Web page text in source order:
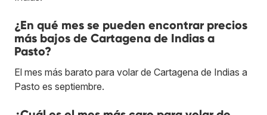
¿En qué mes se pueden encontrar precios
más bajos de Cartagena de Indias a
Pasto?
El mes más barato para volar de Cartagena de Indias a
Pasto es septiembre.